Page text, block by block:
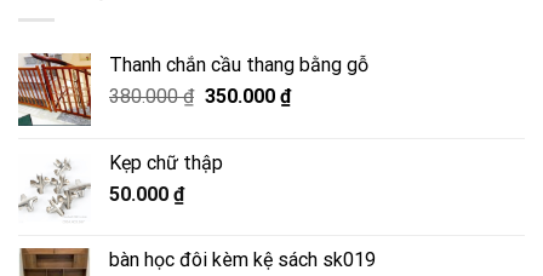
Thanh chắn cầu thang bằng gỗ
380.000₫ Giá
380.000 ₫.
350.000 ₫Giá
Kẹp chữ thập
50.000 ₫
bàn học đôi kèm kệ sách sk019